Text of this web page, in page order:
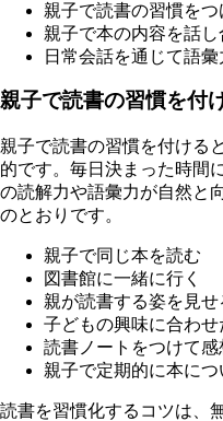
親子で読書の習慣をつ
親子で本の内容を話し
日常会話を通じて語
親子で読書の習慣を付
親子で読書の習慣を付ける
的です。毎日決まった時間
の読解力や語彙力が自然と
のとおりです。
親子で同じ本を読む
図書館に一緒に行く
親が読書する姿を見せ
子どもの興味に合わせ
読書ノートをつけて
親子で定期的に本につ
読書を習慣化するコツは、